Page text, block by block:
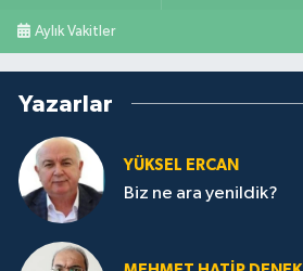
Aylık Vakitler
Yazarlar
YÜKSEL ERCAN
Biz ne ara yenildik?